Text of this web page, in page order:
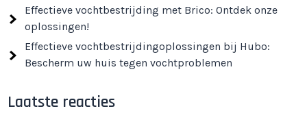
Effectieve vochtbestrijding met Brico: Ontdek onze
oplossingen!
Effectieve vochtbestrijdingoplossingen bij Hubo:
Bescherm uw huis tegen vochtproblemen
Laatste reacties